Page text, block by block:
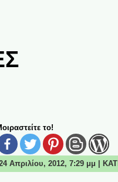
το!
Απριλίου, 2012, 7:29 μμ |